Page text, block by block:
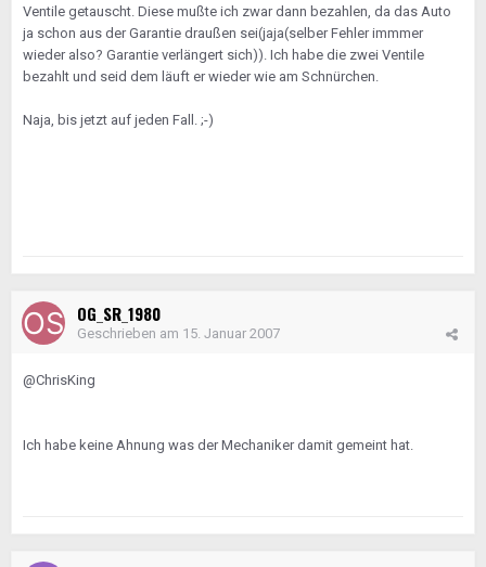
Ventile getauscht. Diese mußte ich zwar dann bezahlen, da das Auto
ja schon aus der Garantie draußen sei(jaja(selber Fehler immmer
wieder also? Garantie verlängert sich)). Ich habe die zwei Ventile
bezahlt und seid dem läuft er wieder wie am Schnürchen.
Naja, bis jetzt auf jeden Fall. ;-)
OG_SR_1980
Geschrieben am 15. Januar 2007
@ChrisKing
Ich habe keine Ahnung was der Mechaniker damit gemeint hat.